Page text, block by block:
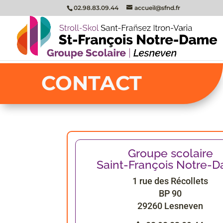
02.98.83.09.44 accueil@sfnd.fr
CONTACT
Groupe scolaire
Saint-François Notre-
1 rue des Récollets
BP 90
29260 Lesneven